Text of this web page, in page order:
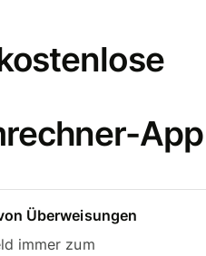
App
Überweisungen
immer zum